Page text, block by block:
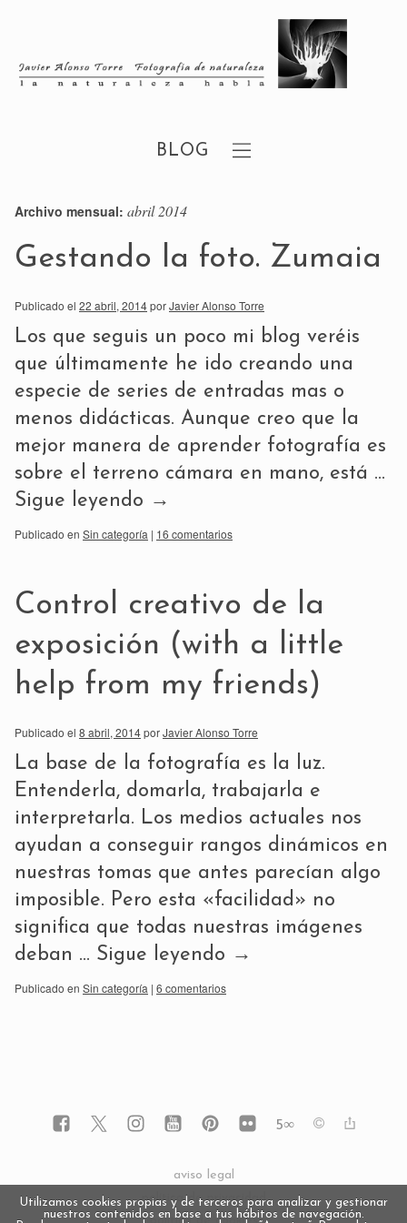
BLOG
Archivo mensual: abril 2014
Gestando la foto. Zumaia
Publicado el 22 abril, 2014porJavier Alonso Torre
Los que seguis un poco mi blog veréis
que últimamente he ido creando una
especie de series de entradas mas o
menos didácticas. Aunque creo que la
mejor manera de aprender fotografía es
sobre el terreno cámara en mano, está …
Sigue leyendo →
Publicado en Sin categoría | 16 comentarios
Control creativo de la
exposición (with a little
help from my friends)
Publicado el 8 abril, 2014porJavier Alonso Torre
La base de la fotografía es la luz.
Entenderla, domarla, trabajarla e
interpretarla. Los medios actuales nos
ayudan a conseguir rangos dinámicos en
nuestras tomas que antes parecían algo
imposible. Pero esta «facilidad» no
significa que todas nuestras imágenes
deban … Sigue leyendo →
Publicado en Sin categoría | 6 comentarios
5∞
aviso legal
política de privacidad
Utilizamos cookies propias y de terceros para analizar y gestionar
nuestros contenidos en base a tus hábitos de navegación.